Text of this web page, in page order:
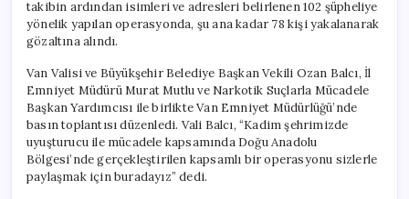
takibin ardından isimleri ve adresleri belirlenen 102 şüpheliye
yönelik yapılan operasyonda, şu ana kadar 78 kişi yakalanarak
gözaltına alındı.
Van Valisi ve Büyükşehir Belediye Başkan Vekili Ozan Balcı, İl
Emniyet Müdürü Murat Mutlu ve Narkotik Suçlarla Mücadele
Başkan Yardımcısı ile birlikte Van Emniyet Müdürlüğü’nde
basın toplantısı düzenledi. Vali Balcı, “Kadim şehrimizde
uyuşturucu ile mücadele kapsamında Doğu Anadolu
Bölgesi’nde gerçekleştirilen kapsamlı bir operasyonu sizlerle
paylaşmak için buradayız” dedi.